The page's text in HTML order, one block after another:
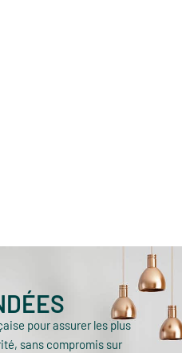
pour assurer les plus
sans compromis sur